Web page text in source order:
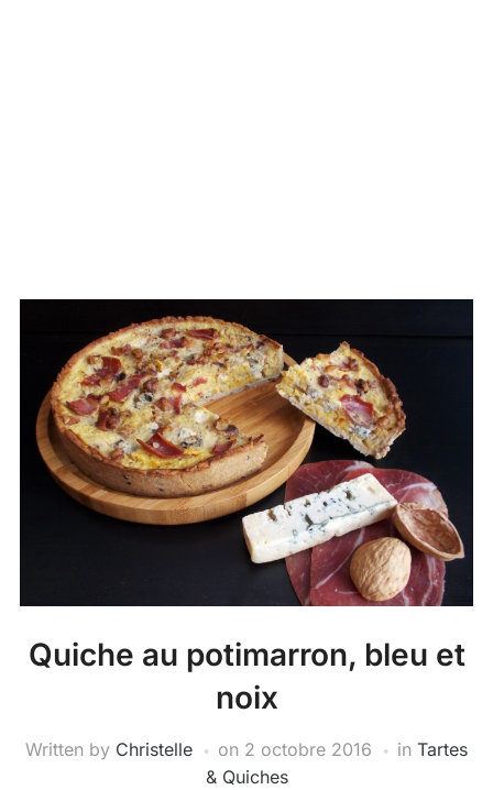
Quiche au potimarron, bleu et
noix
Written by Christelle on 2 octobre 2016 in Tartes
& Quiches